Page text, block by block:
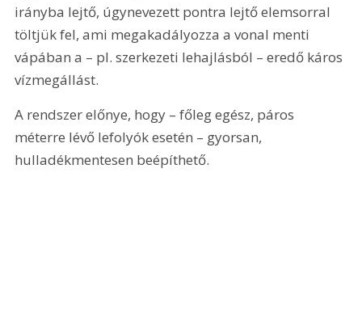
irányba lejtő, úgynevezett pontra lejtő elemsorral
töltjük fel, ami megakadályozza a vonal menti
vápában a – pl. szerkezeti lehajlásból – eredő káros
vízmegállást.
A rendszer előnye, hogy – főleg egész, páros
méterre lévő lefolyók esetén – gyorsan,
hulladékmentesen beépíthető.